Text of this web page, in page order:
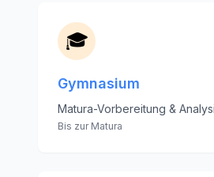
🎓
Gymnasium
Matura-Vorbereitung &
Bis zur Matura